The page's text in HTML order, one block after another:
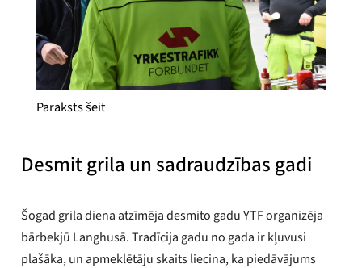
Paraksts šeit
Desmit grila un sadraudzības gadi
Šogad grila diena atzīmēja desmito gadu YTF organizēja
bārbekjū Langhusā. Tradīcija gadu no gada ir kļuvusi
plašāka, un apmeklētāju skaits liecina, ka piedāvājums